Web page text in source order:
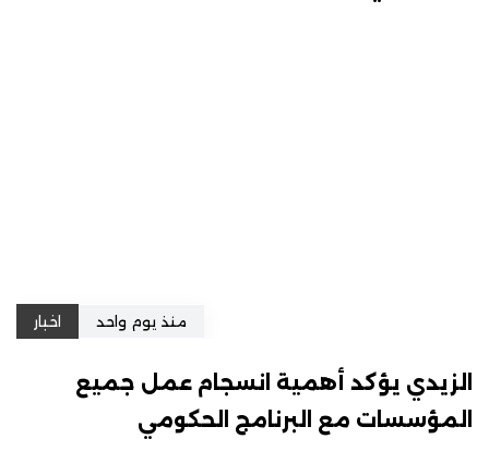
منذ يوم واحد اخبار
الزيدي يؤكد أهمية انسجام عمل جميع
المؤسسات مع البرنامج الحكومي